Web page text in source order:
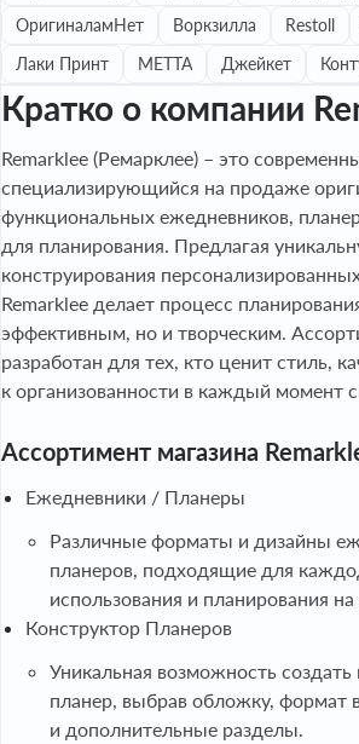
ОригиналамНет
Воркзилла Restoll
Лаки Принт
МЕТТА Джейкет
Кратко о компании
Remarklee (Ремарклее) – это
специализирующийся на продаже
функциональных ежедневников,
для планирования. Предлагая
конструирования
Remarklee делает процесс
эффективным, но и творческим.
разработан для тех, кто ценит стиль,
к организованности в каждый момент
Ассортимент магазина
Ежедневники / Планеры
Различные форматы и дизайны
планеров, подходящие для
использования и планирования
Конструктор Планеров
Уникальная возможность
планер, выбрав обложку, формат
и дополнительные разделы.